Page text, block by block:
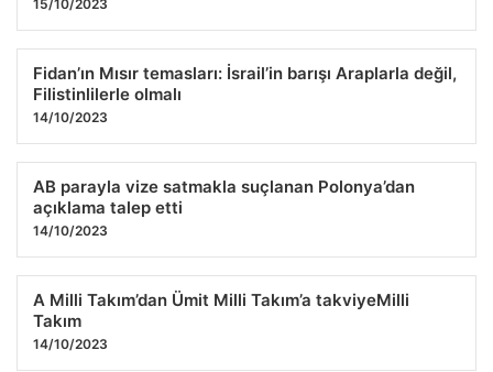
15/10/2023
Fidan’ın Mısır temasları: İsrail’in barışı Araplarla değil,
Filistinlilerle olmalı
14/10/2023
AB parayla vize satmakla suçlanan Polonya’dan
açıklama talep etti
14/10/2023
A Milli Takım’dan Ümit Milli Takım’a takviyeMilli
Takım
14/10/2023